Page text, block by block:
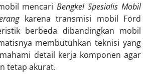
mencariBengkel Spesialis Mobil
karena transmisi mobil Ford
berbeda dibandingkan mobil
membutuhkan teknisi yang
detail kerja komponen agar
tetap akurat.